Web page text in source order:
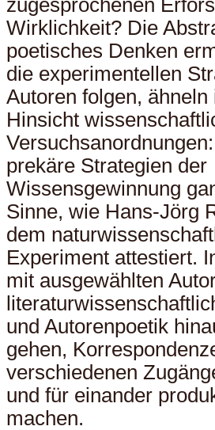
zugesprochenen
Wirklichkeit? Die
poetisches Denken
die experimentellen
Autoren folgen, ähneln
Hinsicht
prekäre Strategien der
Wissensgewinnung
Sinne, wie Hans-Jörg
dem
Experiment attestiert.
mit ausgewählten
und Autorenpoetik
gehen,
verschiedenen
und für einander
machen.